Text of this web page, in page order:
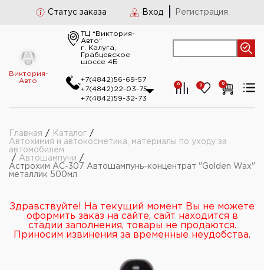
Статус заказа Вход Регистрация
Виктория-
Авто
ТЦ “Виктория-
Авто“
г. Калуга,
Грабцевское
шоссе 4Б
+7(4842)56-69-57
+7(4842)22-03-75
+7(4842)59-32-73
0 0 0
Главная / Каталог /
Автохимия и автокосметика, материалы по уходу за
автомобилем
/ Автошампуни /
Астрохим АС-307 Автошампунь-концентрат "Golden Wax"
металлик 500мл
Здравствуйте! На текущий момент Вы не можете
оформить заказ на сайте, сайт находится в
стадии заполнения, товары не продаются.
Приносим извинения за временные неудобства.